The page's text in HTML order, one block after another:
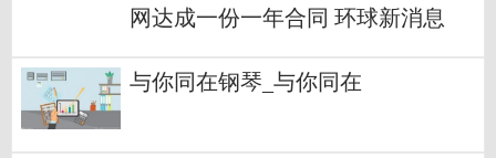
网达成一份一年合同 环球新消息
与你同在钢琴_与你同在